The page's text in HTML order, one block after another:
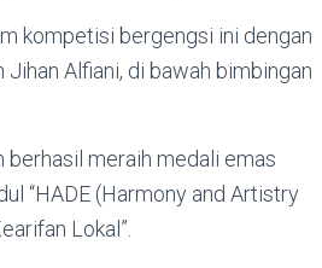
kompetisi bergengsi ini dengan
Alfiani, di bawah bimbingan
berhasil meraih medali emas
“HADE (Harmony and Artistry
Lokal”.